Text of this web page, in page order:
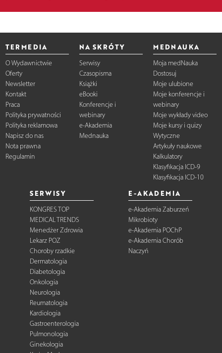
TERMEDIA
O Wydawnictwie
Oferty
Newsletter
Kontakt
Praca
Polityka prywatności
Polityka reklamowa
Napisz do nas
Nota prawna
Regulamin
NA SKRÓTY
Serwisy
Czasopisma
Książki
eBooki
Konferencje i
webinary
e-Akademia
Mednauka
MEDNAUKA
Moja medNauka
Dostosuj
Moje ulubione
Moje konferencje i
webinary
Moje wykłady video
Moje kursy i quizy
Wytyczne
Artykuły naukowe
Kalkulatory
Klasyfikacja ICD-9
Klasyfikacja ICD-10
SERWISY
KONGRES TOP
MEDICAL TRENDS
Menedżer Zdrowia
Lekarz POZ
Choroby rzadkie
Dermatologia
Diabetologia
Onkologia
Neurologia
Reumatologia
Kardiologia
Gastroenterologia
Pulmonologia
Ginekologia
E-AKADEMIA
e-Akademia Zaburzeń
Mikrobioty
e-Akademia POChP
e-Akademia Chorób
Naczyń